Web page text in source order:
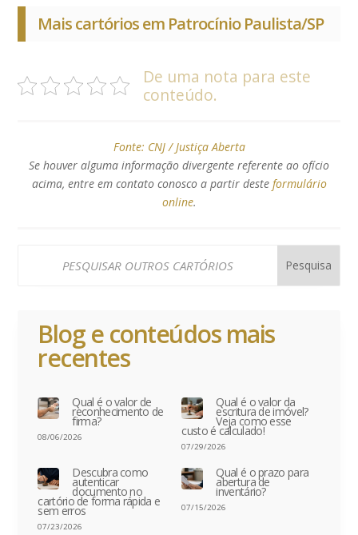
Mais cartórios em Patrocínio Paulista/SP
De uma nota para este
conteúdo.
Fonte: CNJ / Justiça Aberta
Se houver alguma informação divergente referente ao ofício
acima, entre em contato conosco a partir deste formulário
online.
Blog e conteúdos mais
recentes
Qual é o valor de
reconhecimento de
firma?
08/06/2026
Qual é o valor da
escritura de imóvel?
Veja como esse
custo é calculado!
07/29/2026
Descubra como
autenticar
documento no
cartório de forma rápida e
sem erros
07/23/2026
Qual é o prazo para
abertura de
inventário?
07/15/2026